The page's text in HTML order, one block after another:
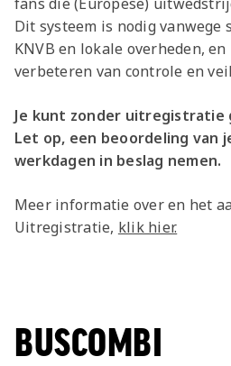
Dit systeem is nodig vanwege
KNVB en lokale overheden,
verbeteren van controle en
Je kunt zonder uitregistratie
Let op, een beoordeling van
werkdagen in beslag nemen.
Meer informatie over en het
Uitregistratie, klik hier.
BUSCOMBI